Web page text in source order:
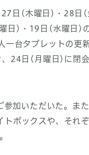
27日(木曜日)・28日
日)・19日(水曜日)
台タブレットの更
24日(月曜日)に閉会
加いただいた。ま
ボックスや、それ